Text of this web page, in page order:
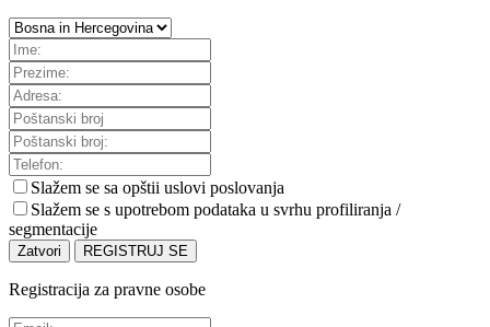
Slažem se sa opštii uslovi poslovanja
Slažem se s upotrebom podataka u svrhu profiliranja /
segmentacije
Zatvori REGISTRUJ SE
Registracija za pravne osobe